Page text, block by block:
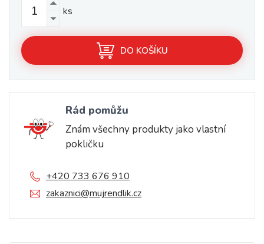
ks
DO KOŠÍKU
Rád pomůžu
Znám všechny produkty jako vlastní
pokličku
+420 733 676 910
zakaznici@mujrendlik.cz